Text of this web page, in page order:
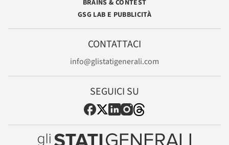
BRAINS & CONTEST
GSG LAB E PUBBLICITÀ
CONTATTACI
info@glistatigenerali.com
SEGUICI SU